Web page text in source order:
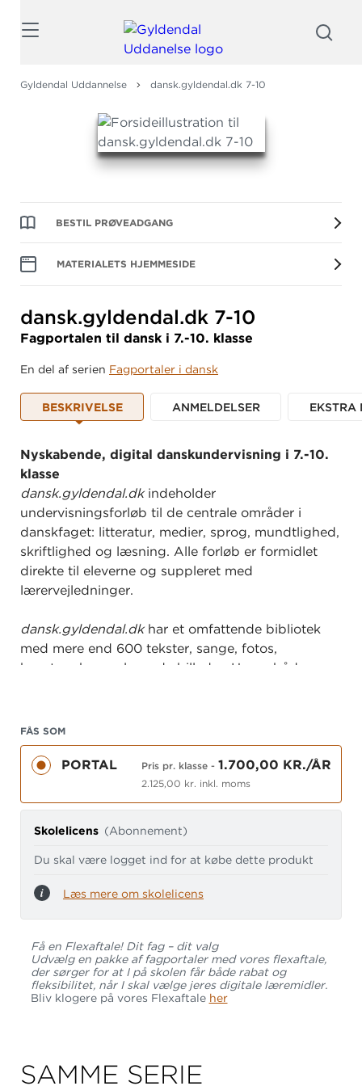
Gyldendal Uddannelse dansk.gyldendal.dk 7-10
BESTIL PRØVEADGANG
MATERIALETS HJEMMESIDE
dansk.gyldendal.dk 7-10
Fagportalen til dansk i 7.-10. klasse
En del af serien Fagportaler i dansk
BESKRIVELSE ANMELDELSER EKSTRA
Nyskabende, digital danskundervisning i 7.-10.
klasse
dansk.gyldendal.dkindeholder
undervisningsforløb til de centrale områder i
danskfaget: litteratur, medier, sprog, mundtlighed,
skriftlighed og læsning. Alle forløb er formidlet
direkte til eleverne og suppleret med
lærervejledninger.
dansk.gyldendal.dkhar et omfattende bibliotek
med mere end 600 tekster, sange, fotos,
kunstværker og levende billeder. Her er både
fra bl.a. tematik, periode og forfatter.
dansk.gyldendal.dker bygget intuitivt og
overskueligt op, så det er indholdet og ikke
teknologien, der kommer i fokus. Her indgår kunst,
levende billeder og musik på lige fod med
undersøgende og producerende undervisning -
fagportaler.
FÅS SOM
PORTAL Pris pr. klasse- 1.700,00 KR./ÅR
2.125,00 kr. inkl. moms
Skolelicens (Abonnement)
Du skal være logget ind for at købe dette produkt
Læs mere om skolelicens
Få en Flexaftale! Dit fag – dit valg
Udvælg en pakke af fagportaler med vores flexaftale,
der sørger for at I på skolen får både rabat og
fleksibilitet, når I skal vælge jeres digitale læremidler.
Bliv klogere på vores Flexaftale her
SAMME SERIE